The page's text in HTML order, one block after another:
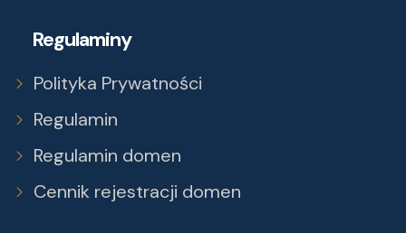
Regulaminy
Polityka Prywatności
Regulamin
Regulamin domen
Cennik rejestracji domen